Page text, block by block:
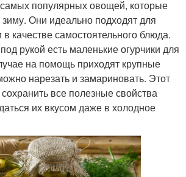
популярных овощей, которые
Они идеально подходят для
в качестве самостоятельного блюда.
рукой есть маленькие огурчики для
на помощь приходят крупные
нарезать и замариновать. Этот
все полезные свойства
их вкусом даже в холодное